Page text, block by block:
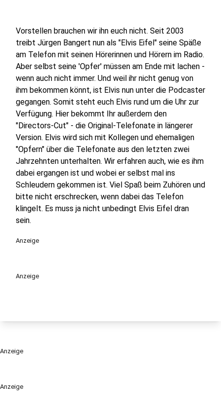
Anzeige
Vorstellen brauchen wir ihn euch nicht. Seit 2003
treibt Jürgen Bangert nun als "Elvis Eifel" seine Späße
am Telefon mit seinen Hörerinnen und Hörern im Radio.
Aber selbst seine 'Opfer' müssen am Ende mit lachen -
wenn auch nicht immer. Und weil ihr nicht genug von
ihm bekommen könnt, ist Elvis nun unter die Podcaster
gegangen. Somit steht euch Elvis rund um die Uhr zur
Verfügung. Hier bekommt Ihr außerdem den
"Directors-Cut" - die Original-Telefonate in längerer
Version. Elvis wird sich mit Kollegen und ehemaligen
"Opfern" über die Telefonate aus den letzten zwei
Jahrzehnten unterhalten. Wir erfahren auch, wie es ihm
dabei ergangen ist und wobei er selbst mal ins
Schleudern gekommen ist. Viel Spaß beim Zuhören und
bitte nicht erschrecken, wenn dabei das Telefon
klingelt. Es muss ja nicht unbedingt Elvis Eifel dran
sein.
Anzeige
Anzeige
Anzeige